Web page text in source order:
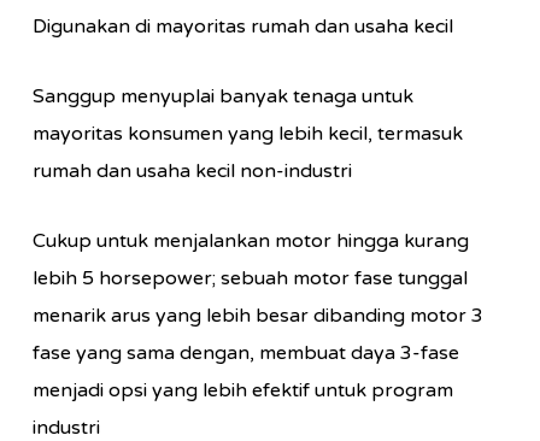
Digunakan di mayoritas rumah dan usaha kecil
Sanggup menyuplai banyak tenaga untuk
mayoritas konsumen yang lebih kecil, termasuk
rumah dan usaha kecil non-industri
Cukup untuk menjalankan motor hingga kurang
lebih 5 horsepower; sebuah motor fase tunggal
menarik arus yang lebih besar dibanding motor 3
fase yang sama dengan, membuat daya 3-fase
menjadi opsi yang lebih efektif untuk program
industri